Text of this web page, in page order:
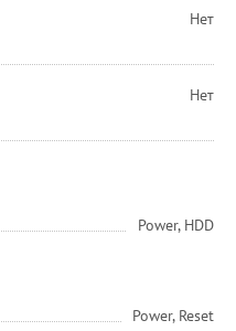
Нет
Нет
Power, HDD
Power, Reset